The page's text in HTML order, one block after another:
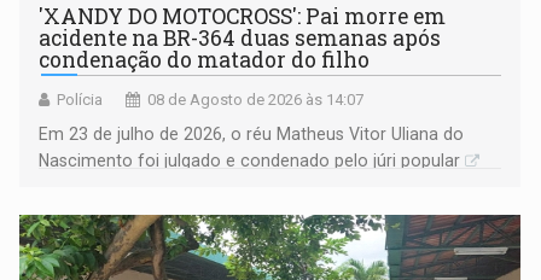
'XANDY DO MOTOCROSS': Pai morre em
acidente na BR-364 duas semanas após
condenação do matador do filho
Polícia 08 de Agosto de 2026 às 14:07
Em 23 de julho de 2026, o réu Matheus Vitor Uliana do
Nascimento foi julgado e condenado pelo júri popular